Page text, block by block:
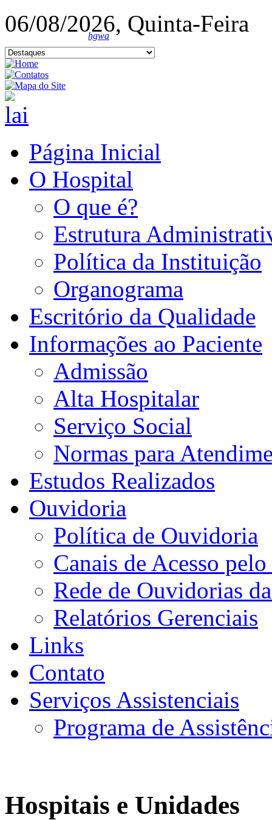
06/08/2026, Quinta-Feira
hgwa
Página Inicial
O Hospital
O que é?
Estrutura
Política da Instituição
Organograma
Escritório da Qualidade
Informações ao Paciente
Admissão
Alta Hospitalar
Serviço Social
Normas para
Estudos Realizados
Ouvidoria
Política de Ouvidoria
Canais de Acesso
Rede de Ouvidorias
Relatórios Gerenciais
Links
Contato
Serviços Assistenciais
Programa de
Hospitais e Unidades